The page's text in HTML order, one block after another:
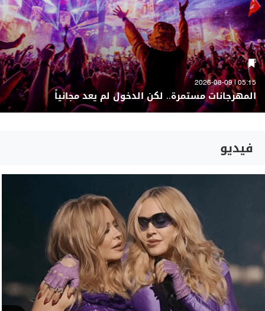
05:15 | 2026-08-09
المهرجانات مستمرة.. لكن الدخول لم يعد مجانياً
فيديو